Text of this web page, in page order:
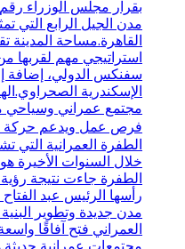
مدن الجيل الرابع التي
استراتيجي مهم لقربها
سفنكس الدولي، إضافة
الإسكندرية
مجتمع عمراني وسياحي
فرص عمل ويدعم
الطفرة العمرانية
خلال السنوات الأخيرة
الطفرة جاءت نتيجة
رأسها الرئيس عبد
مدن جديدة وتطوير
العمراني فتح آفاقًا